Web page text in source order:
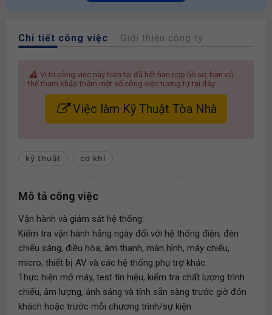
Chi tiết công việc Giới thiệu công ty
Vị trí công việc này hiện tại đã hết hạn nộp hồ sơ, bạn có
thể tham khảo thêm một số công việc tương tự tại đây:
Việc làm Kỹ Thuật Tòa Nhà
kỹ thuật cơ khí
Mô tả công việc
Vận hành và giám sát hệ thống:
Kiểm tra vận hành hằng ngày đối với hệ thống điện, đèn
chiếu sáng, điều hòa, âm thanh, màn hình, máy chiếu,
micro, thiết bị AV và các hệ thống phụ trợ khác.
Thực hiện mở máy, test tín hiệu, kiểm tra chất lượng trình
chiếu, âm lượng, ánh sáng và tính sẵn sàng trước giờ đón
khách hoặc trước mỗi chương trình/sự kiện.